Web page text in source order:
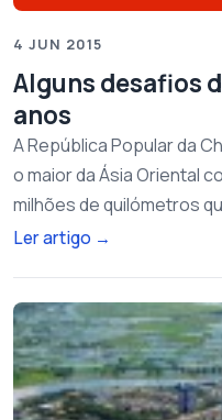
4 JUN 2015
Alguns desafios
anos
A República Popular da
o maior da Ásia Oriental
milhões de quilómetros
Ler artigo →